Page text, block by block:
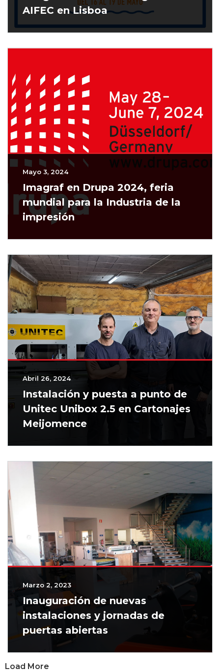
AIFEC en Lisboa
Mayo 3, 2024
Imagraf en Drupa 2024, feria
mundial para la Industria de la
impresión
Abril 26, 2024
Instalación y puesta a punto de
Unitec Unibox 2.5 en Cartonajes
Meijomence
Marzo 2, 2023
Inauguración de nuevas
instalaciones y jornadas de
puertas abiertas
Load More